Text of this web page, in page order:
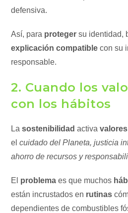
defensiva.
Así, para proteger su identidad,
explicación compatible con su
responsable.
2. Cuando los
con los hábitos
Lasostenibilidad activavalores
elcuidado del Planeta, justicia
ahorro de recursos y
El problemaes que muchos
están incrustados en rutinas
dependientes de combustibles